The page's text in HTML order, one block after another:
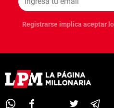
Registrarse implica aceptar